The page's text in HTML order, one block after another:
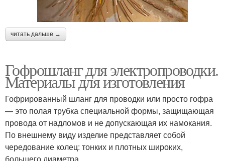
читать дальше →
Гофрошланг для электропроводки.
Материалы для изготовления
Гофрированный шланг для проводки или просто гофра
— это полая трубка специальной формы, защищающая
провода от надломов и не допускающая их намокания.
По внешнему виду изделие представляет собой
чередование колец: тонких и плотных широких,
большего диаметра.